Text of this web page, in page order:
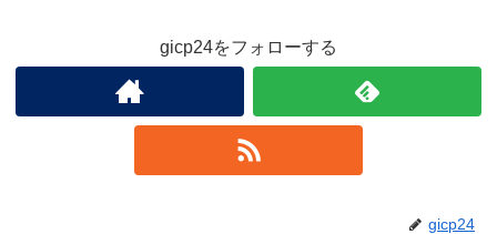
gicp24をフォローする
gicp24